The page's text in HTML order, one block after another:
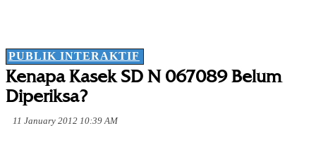
PUBLIK INTERAKTIF
Kenapa Kasek SD N 067089 Belum
Diperiksa?
11 January 2012 10:39 AM